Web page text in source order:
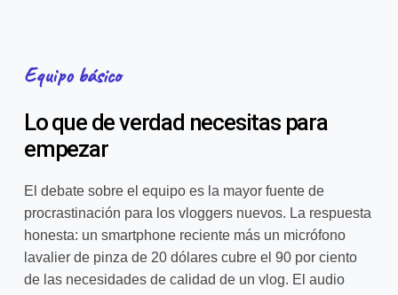
Equipo básico
Lo que de verdad necesitas para
empezar
El debate sobre el equipo es la mayor fuente de
procrastinación para los vloggers nuevos. La respuesta
honesta: un smartphone reciente más un micrófono
lavalier de pinza de 20 dólares cubre el 90 por ciento
de las necesidades de calidad de un vlog. El audio